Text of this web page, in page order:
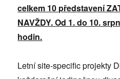
celkem 10 představení
NAVŽDY. Od 1. do 10.
hodin.
Letní site-specific projekty